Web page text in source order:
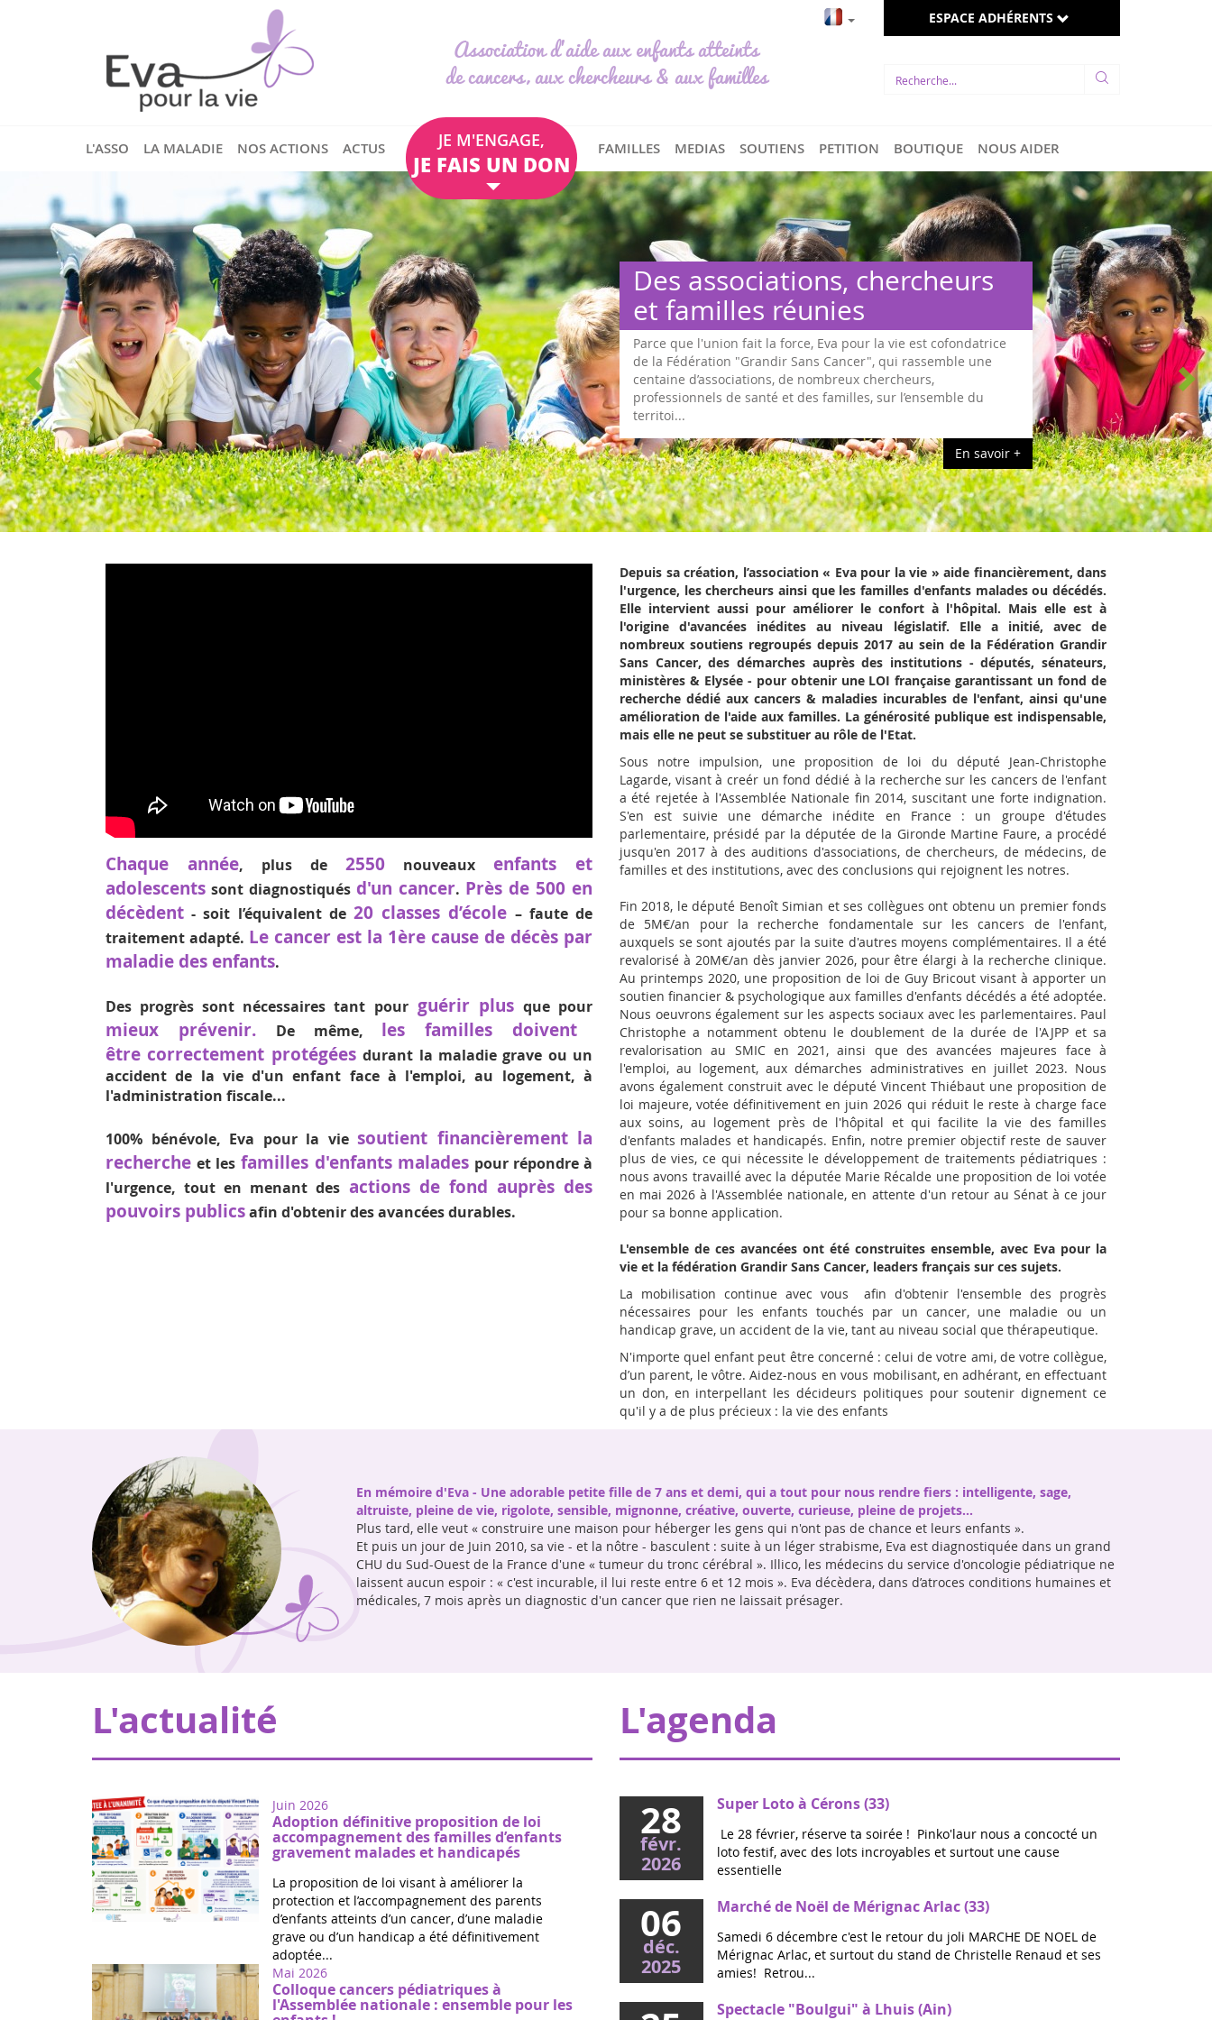
Association d'aide aux enfants atteints
de cancers, aux chercheurs & aux familles
ESPACE ADHÉRENTS
L'ASSO LA MALADIE NOS ACTIONS ACTUS JE M'ENGAGE,
JE FAIS UN DON
FAMILLES MEDIAS SOUTIENS PETITION BOUTIQUE NOUS AIDER
cofondatrice
une
du
En savoir +
Des hommes et
politiques s’engagent
Sous l'impulsion d'Eva pour la vie et
faveur d'une loi pour les enfants malades, un
sur les cancers pédiatriques a été effectué
mai 2017, à l'Assemblée Nationale, après le
Chaque année, plus de 2550 nouveaux enfants et
adolescents sont diagnostiqués d'un cancer. Près de 500 en
décèdent - soit l’équivalent de 20 classes d’école – faute de
traitement adapté. Le cancer est la 1ère cause de décès par
maladie des enfants.
Des progrès sont nécessaires tant pourguérir plus que pour
mieux prévenir. De même, les familles doivent
être correctement protégéesdurant la maladie grave ou un
accident de la vie d'un enfant face à l'emploi, au logement, à
l'administration fiscale...
100% bénévole, Eva pour la vie soutient financièrement la
rechercheet les familles d'enfants malades pour répondre à
l'urgence, tout en menant des actions de fond auprès des
pouvoirs publicsafin d'obtenir des avancées durables.
Depuis sa création, l’association « Eva pour la vie » aide financièrement, dans
l'urgence, les chercheurs ainsi que les familles d'enfants malades ou décédés.
Elle intervient aussi pour améliorer le confort à l'hôpital. Mais elle est à
l'origine d'avancées inédites au niveau législatif. Elle a initié, avec de
nombreux soutiens regroupés depuis 2017 au sein de la Fédération Grandir
Sans Cancer, des démarches auprès des institutions - députés, sénateurs,
ministères & Elysée - pour obtenir une LOI française garantissant un fond de
recherche dédié aux cancers & maladies incurables de l'enfant, ainsi qu'une
amélioration de l'aide aux familles. La générosité publique est indispensable,
mais elle ne peut se substituer au rôle de l'Etat.
Sous notre impulsion, une proposition de loi du député Jean-Christophe
Lagarde, visant à creér un fond dédié à la recherche sur les cancers de l'enfant
a été rejetée à l'Assemblée Nationale fin 2014, suscitant une forte indignation.
S'en est suivie une démarche inédite en France : un groupe d'études
parlementaire, présidé par la députée de la Gironde Martine Faure, a procédé
jusqu'en 2017 à des auditions d'associations, de chercheurs, de médecins, de
familles et des institutions, avec des conclusions qui rejoignent les notres.
Fin 2018, le député Benoît Simian et ses collègues ont obtenu un premier fonds
de 5M€/an pour la recherche fondamentale sur les cancers de l'enfant,
auxquels se sont ajoutés par la suite d'autres moyens complémentaires. Il a été
revalorisé à 20M€/an dès janvier 2026, pour être élargi à la recherche clinique.
Au printemps 2020, une proposition de loi de Guy Bricout visant à apporter un
soutien financier & psychologique aux familles d'enfants décédés a été adoptée.
Nous oeuvrons également sur les aspects sociaux avec les parlementaires. Paul
Christophe a notamment obtenu le doublement de la durée de l'AJPP et sa
revalorisation au SMIC en 2021, ainsi que des avancées majeures face à
l'emploi, au logement, aux démarches administratives en juillet 2023. Nous
avons également construit avec le député Vincent Thiébaut une proposition de
loi majeure, votée définitivement en juin 2026 qui réduit le reste à charge face
aux soins, au logement près de l'hôpital et qui facilite la vie des familles
d'enfants malades et handicapés. Enfin, notre premier objectif reste de sauver
plus de vies, ce qui nécessite le développement de traitements pédiatriques :
nous avons travaillé avec la députée Marie Récalde une proposition de loi votée
en mai 2026 à l'Assemblée nationale, en attente d'un retour au Sénat à ce jour
pour sa bonne application.
L'ensemble de ces avancées ont été construites ensemble, avec Eva pour la
vie et la fédération Grandir Sans Cancer, leaders français sur ces sujets.
La mobilisation continue avec vous afin d'obtenir l'ensemble des progrès
nécessaires pour les enfants touchés par un cancer, une maladie ou un
handicap grave, un accident de la vie, tant au niveau social que thérapeutique.
N'importe quel enfant peut être concerné : celui de votre ami, de votre collègue,
d’un parent, le vôtre. Aidez-nous en vous mobilisant, en adhérant, en effectuant
un don, en interpellant les décideurs politiques pour soutenir dignement ce
qu'il y a de plus précieux : la vie des enfants
En mémoire d'Eva - Une adorable petite fille de 7 ans et demi, qui a tout pour nous rendre fiers : intelligente, sage,
altruiste, pleine de vie, rigolote, sensible, mignonne, créative, ouverte, curieuse, pleine de projets...
Plus tard, elle veut « construire une maison pour héberger les gens qui n'ont pas de chance et leurs enfants ».
Et puis un jour de Juin 2010, sa vie - et la nôtre - basculent : suite à un léger strabisme, Eva est diagnostiquée dans un grand
CHU du Sud-Ouest de la France d'une « tumeur du tronc cérébral ». Illico, les médecins du service d'oncologie pédiatrique ne
laissent aucun espoir : « c'est incurable, il lui reste entre 6 et 12 mois ». Eva décèdera, dans d’atroces conditions humaines et
médicales, 7 mois après un diagnostic d'un cancer que rien ne laissait présager.
L'actualité
Juin 2026
Adoption définitive proposition de loi
accompagnement des familles d’enfants
gravement malades et handicapés
La proposition de loi visant à améliorer la
protection et l’accompagnement des parents
d’enfants atteints d’un cancer, d’une maladie
grave ou d’un handicap a été définitivement
adoptée...
Mai 2026
Colloque cancers pédiatriques à
l'Assemblée nationale : ensemble pour les
L'agenda
28
févr.
2026
Super Loto à Cérons (33)
Le 28 février, réserve ta soirée ! Pinko'laur nous a concocté un
loto festif, avec des lots incroyables et surtout une cause
essentielle
06
déc.
2025
Marché de Noël de Mérignac Arlac (33)
Samedi 6 décembre c'est le retour du joli MARCHE DE NOEL de
Mérignac Arlac, et surtout du stand de Christelle Renaud et ses
amies! Retrou...
Spectacle "Boulgui" à Lhuis (Ain)